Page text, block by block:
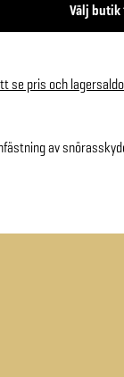
Välj butik
se pris och lagersaldo
av